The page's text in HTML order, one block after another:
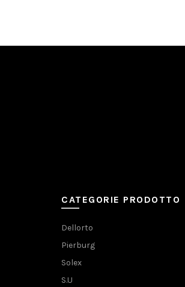
CATEGORIE PRODOTTO
Dellorto
Pierburg
Solex
S.U